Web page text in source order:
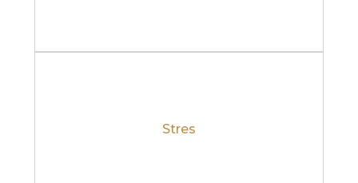
Stres
Dowiedz się więcej